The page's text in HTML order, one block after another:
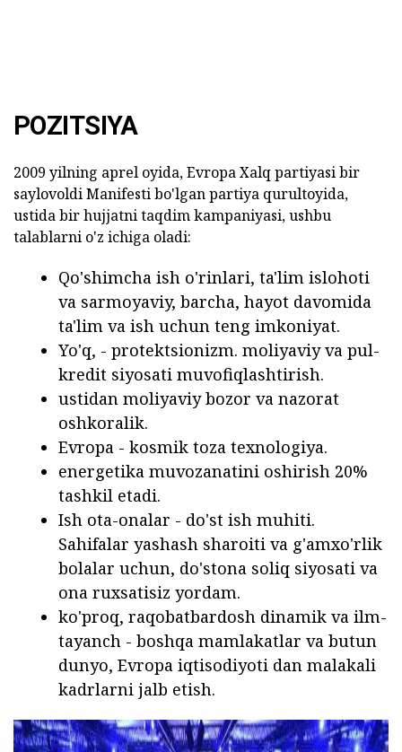
POZITSIYA
2009 yilning aprel oyida, Evropa Xalq partiyasi bir
saylovoldi Manifesti bo'lgan partiya qurultoyida,
ustida bir hujjatni taqdim kampaniyasi, ushbu
talablarni o'z ichiga oladi:
Qo'shimcha ish o'rinlari, ta'lim islohoti
va sarmoyaviy, barcha, hayot davomida
ta'lim va ish uchun teng imkoniyat.
Yo'q, - protektsionizm. moliyaviy va pul-
kredit siyosati muvofiqlashtirish.
ustidan moliyaviy bozor va nazorat
oshkoralik.
Evropa - kosmik toza texnologiya.
energetika muvozanatini oshirish 20%
tashkil etadi.
Ish ota-onalar - do'st ish muhiti.
Sahifalar yashash sharoiti va g'amxo'rlik
bolalar uchun, do'stona soliq siyosati va
ona ruxsatisiz yordam.
ko'proq, raqobatbardosh dinamik va ilm-
tayanch - boshqa mamlakatlar va butun
dunyo, Evropa iqtisodiyoti dan malakali
kadrlarni jalb etish.